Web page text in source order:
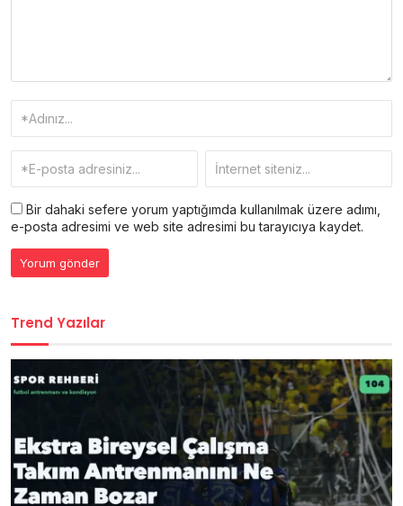
Bir dahaki sefere yorum yaptığımda kullanılmak üzere adımı,
e-posta adresimi ve web site adresimi bu tarayıcıya kaydet.
Trend Yazılar